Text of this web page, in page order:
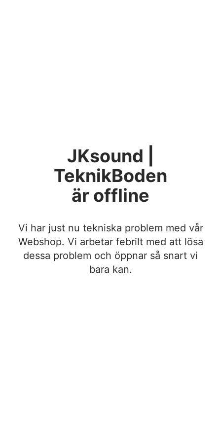
JKsound |
TeknikBoden
är offline
Vi har just nu tekniska problem med vår
Webshop. Vi arbetar febrilt med att lösa
dessa problem och öppnar så snart vi
bara kan.